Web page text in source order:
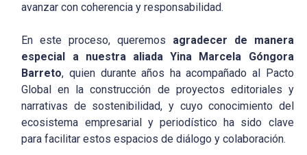
avanzar con coherencia y responsabilidad.
En este proceso, queremos agradecer de manera
especial a nuestra aliada Yina Marcela Góngora
Barreto, quien durante años ha acompañado al Pacto
Global en la construcción de proyectos editoriales y
narrativas de sostenibilidad, y cuyo conocimiento del
ecosistema empresarial y periodístico ha sido clave
para facilitar estos espacios de diálogo y colaboración.